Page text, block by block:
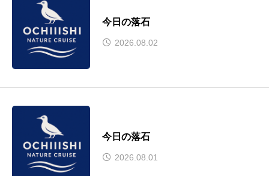
今日の落石
2026.08.02
今日の落石
2026.08.01